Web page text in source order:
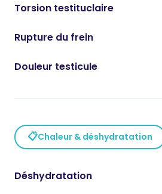
Torsion testituclaire
Rupture du frein
Douleur testicule
📋Chaleur & déshydratation
Déshydratation